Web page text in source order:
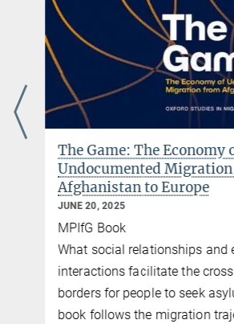
The Game: The Economy
Undocumented Migration
Afghanistan to Europe
JUNE 20, 2025
MPIfG Book
What social relationships and
interactions facilitate the
borders for people to seek
book follows the migration